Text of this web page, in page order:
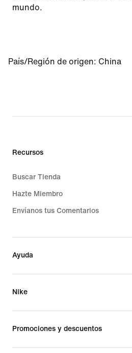
mundo.
País/Región de origen: China
Recursos
Buscar Tienda
Hazte Miembro
Envíanos tus Comentarios
Ayuda
Nike
Promociones y descuentos